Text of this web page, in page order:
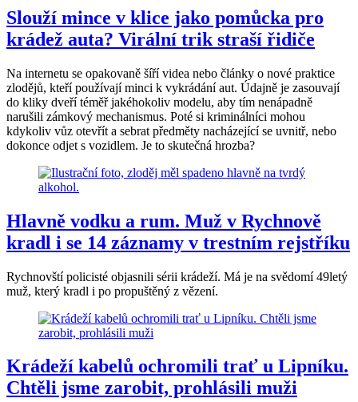
Slouží mince v klice jako pomůcka pro
krádež auta? Virální trik straší řidiče
Na internetu se opakovaně šíří videa nebo články o nové praktice
zlodějů, kteří používají minci k vykrádání aut. Údajně je zasouvají
do kliky dveří téměř jakéhokoliv modelu, aby tím nenápadně
narušili zámkový mechanismus. Poté si kriminálníci mohou
kdykoliv vůz otevřít a sebrat předměty nacházející se uvnitř, nebo
dokonce odjet s vozidlem. Je to skutečná hrozba?
Hlavně vodku a rum. Muž v Rychnově
kradl i se 14 záznamy v trestním rejstříku
Rychnovští policisté objasnili sérii krádeží. Má je na svědomí 49letý
muž, který kradl i po propuštěný z vězení.
Krádeží kabelů ochromili trať u Lipníku.
Chtěli jsme zarobit, prohlásili muži